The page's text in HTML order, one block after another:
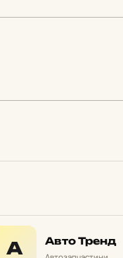
А Авто Тренд